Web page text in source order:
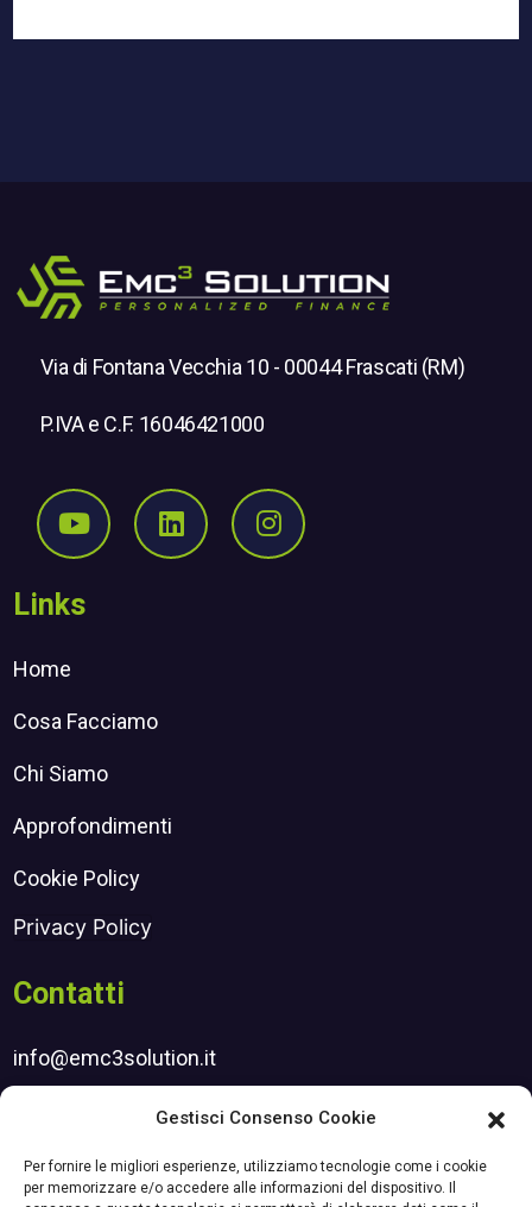
Gestisci Consenso Cookie
Per fornire le migliori esperienze, utilizziamo tecnologie come i cookie
per memorizzare e/o accedere alle informazioni del dispositivo. Il
Via di Fontana Vecchia 10 - 00044 Frascati (RM)
P.IVA e C.F. 16046421000
Seguici su Youtube
Seguici su Linkedin
Seguici su
Links
Home
Cosa Facciamo
Chi Siamo
Approfondimenti
Cookie Policy
Privacy Policy
Contatti
info@emc3solution.it
henry.srl@pec.it
Iscrizione newsletter